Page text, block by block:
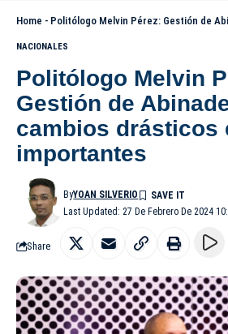
Home - Politólogo Melvin Pérez: Gestión de Abinader ha
NACIONALES
Politólogo Melvin
Gestión de
cambios drásticos
importantes
Last Updated: 27 De Febrero De 2024
ByYOAN SILVERIO
Share